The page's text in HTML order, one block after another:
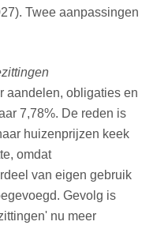
Twee aanpassingen
aandelen, obligaties en
7,78%. De reden is
huizenprijzen keek
omdat
van eigen gebruik
Gevolg is
nu meer